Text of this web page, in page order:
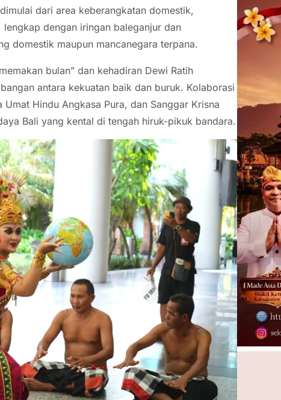
dari area keberangkatan domestik,
dengan iringan baleganjur dan
domestik maupun mancanegara terpana.
bulan” dan kehadiran Dewi Ratih
antara kekuatan baik dan buruk. Kolaborasi
Hindu Angkasa Pura, dan Sanggar Krisna
Bali yang kental di tengah hiruk-pikuk bandara.